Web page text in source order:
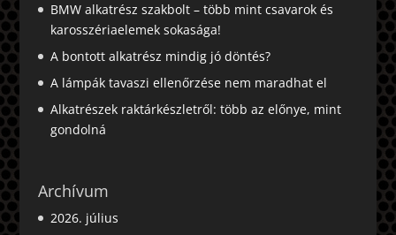
BMW alkatrész szakbolt – több mint csavarok és
karosszériaelemek sokasága!
A bontott alkatrész mindig jó döntés?
A lámpák tavaszi ellenőrzése nem maradhat el
Alkatrészek raktárkészletről: több az előnye, mint
gondolná
Archívum
2026. július